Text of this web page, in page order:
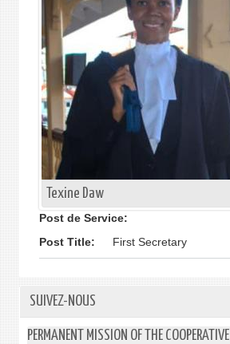
Texine Daw
Post de Service:
Post Title:
First Secretary
SUIVEZ-NOUS
PERMANENT MISSION OF THE